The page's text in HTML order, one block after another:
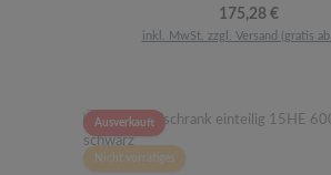
Regulärer Preis:
175,28 €
inkl. MwSt. zzgl. Versand (gratis ab
Ausverkauft
Nicht vorrätiges